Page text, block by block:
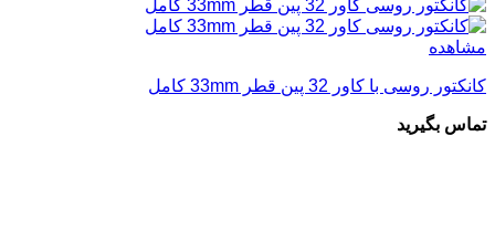
مشاهده
کانکتور روسی با کاور 32 پین قطر 33mm کامل
تماس بگیرید